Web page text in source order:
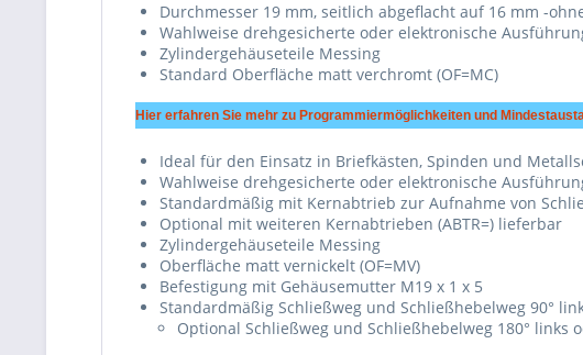
Durchmesser 19 mm, seitlich abgeflacht auf 16 mm -
Wahlweise drehgesicherte oder elektronische
Zylindergehäuseteile Messing
Standard Oberfläche matt verchromt (OF=MC)
Hier erfahren Sie mehr zu Programmiermöglichkeiten und
Ideal für den Einsatz in Briefkästen, Spinden und
Wahlweise drehgesicherte oder elektronische
Standardmäßig mit Kernabtrieb zur Aufnahme von
Optional mit weiteren Kernabtrieben (ABTR=) lieferbar
Zylindergehäuseteile Messing
Oberfläche matt vernickelt (OF=MV)
Befestigung mit Gehäusemutter M19 x 1 x 5
Standardmäßig Schließweg und Schließhebelweg 90°
Optional Schließweg und Schließhebelweg 180° links